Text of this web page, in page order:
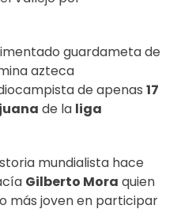
guardameta de
azteca
de apenas 17
de la liga
mundialista hace
Gilberto Mora quien
más joven en participar